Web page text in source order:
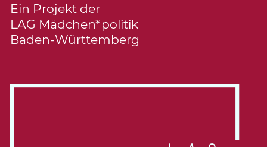
Ein Projekt der
LAG Mädchen*politik
Baden-Württemberg